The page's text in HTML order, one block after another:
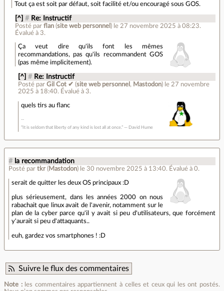
Tout ça est soit par défaut, soit facilité et/ou encouragé sous GOS.
[^] # Re: Instructif
Posté par flan(site web personnel ) le 27 novembre 2025 à 08:23.
Évalué à 3.
Ça veut dire qu'ils font les mêmes
recommandations, pas qu'ils recommandent GOS
(pas même implicitement).
[^] # Re: Instructif
Posté parGil Cot ✔ (site web personnel , Mastodon) le 27 novembre
2025 à 18:40. Évalué à 3.
quels tirs au flanc
“It is seldom that liberty of any kind is lost all at once.” ― David Hume
# la recommandation
Posté par tkr ( Mastodon) le 30 novembre 2025 à 13:40. Évalué à 0.
serait de quitter les deux OS principaux :D
plus sérieusement, dans les années 2000 on nous
rabachait que linux avait de l'avenir, notamment sur le
plan de la cyber parce qu'il y avait si peu d'utilisateurs, que forcément
y'aurait si peu d'attaquants..
euh, gardez vos smartphones ! :D
Suivre le flux des commentaires
Note :les commentaires appartiennent à celles et ceux qui les ont postés.